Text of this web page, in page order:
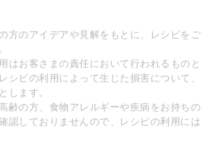
方のアイデアや見解をもとに、レシピをご
はお客さまの責任において行われるものと
シピの利用によって生じた損害について、
します。
齢の方、食物アレルギーや疾病をお持ちの
認しておりませんので、レシピの利用には